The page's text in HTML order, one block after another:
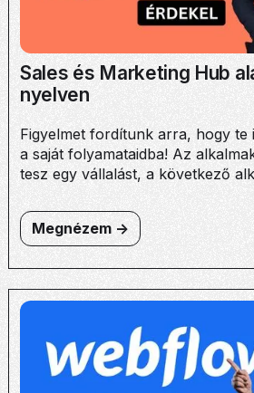
Sales és Marketing Hub
nyelven
Figyelmet fordítunk arra, hogy te
a saját folyamataidba! Az
tesz egy vállalást, a következő
Megnézem ->